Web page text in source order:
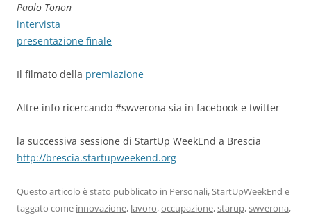
Paolo Tonon
intervista
presentazione finale
Il filmato della premiazione
Altre info ricercando #swverona sia in facebook e twitter
la successiva sessione di StartUp WeekEnd a Brescia
http://brescia.startupweekend.org
Questo articolo è stato pubblicato in Personali,StartUpWeekEnd e
taggato come innovazione, lavoro,occupazione,starup,swverona,